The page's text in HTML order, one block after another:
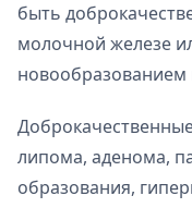
быть
молочной железе
липома, аденома,
образования,